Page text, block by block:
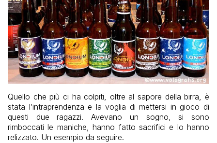
Quello che più ci ha colpiti, oltre al sapore della birra, è
stata l’intraprendenza e la voglia di mettersi in gioco di
questi due ragazzi. Avevano un sogno, si sono
rimboccati le maniche, hanno fatto sacrifici e lo hanno
relizzato. Un esempio da seguire.